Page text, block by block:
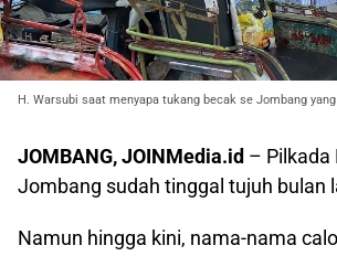
H. Warsubi saat menyapa tukang becak se Jombang
JOMBANG, JOINMedia.id – Pilkada
Jombang sudah tinggal tujuh bulan
Namun hingga kini, nama-nama